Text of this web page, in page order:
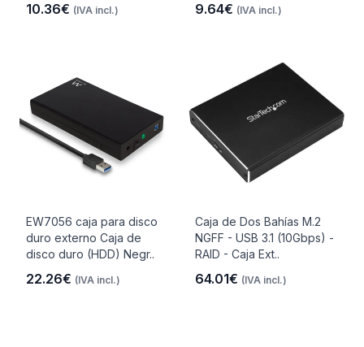
10.36€ (IVA incl.) 9.64€ (IVA incl.)
EW7056 caja para disco
duro externo Caja de
disco duro (HDD) Negr..
22.26€ (IVA incl.)
Caja de Dos Bahías M.2
NGFF - USB 3.1 (10Gbps) -
RAID - Caja Ext..
64.01€ (IVA incl.)